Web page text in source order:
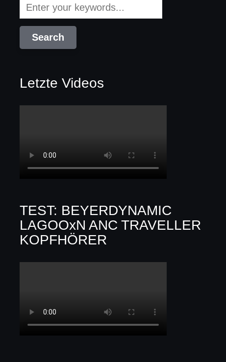
Letzte Videos
TEST: BEYERDYNAMIC
LAGOOxN ANC TRAVELLER
KOPFHÖRER